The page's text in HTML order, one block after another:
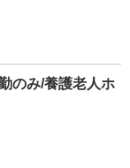
のみ/養護老人ホ